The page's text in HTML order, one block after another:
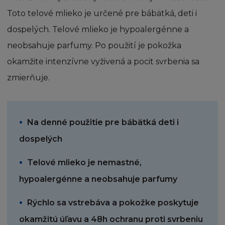
Toto telové mlieko je určené pre bábätká, deti i
dospelých. Telové mlieko je hypoalergénne a
neobsahuje parfumy. Po použití je pokožka
okamžite intenzívne vyživená a pocit svrbenia sa
zmierňuje.
Na denné použitie pre bábätká deti i
dospelých
Telové mlieko je nemastné,
hypoalergénne a neobsahuje parfumy
Rýchlo sa vstrebáva a pokožke poskytuje
okamžitú úľavu a 48h ochranu proti svrbeniu
Souhlasíte, že budete písemně informovat
firmu L´Oréal, pokud zjistíte jakýkoliv
nepovolený přístup, nebo využívání Stránky
jakkoukoliv stranou nebo tvrzením, kterým
Stránka nebo jakýkoliv obsah stránky
překračuje autorská práva, značku, nebo jiná
práva.
Nezískáváte žádná práva nebo oprávnění na
nebo ke Stránce a/nebo jejímu obsahu jinak
na kopírování informací uvedené v této části.
Pokud není uvedeno jinak, není povoleno
kopírovat, množit, rekompilovat,
dekompilovat, utajovat, šířit, vydávat,
vystavovat, předvádět, upravovat, nahrávat za
účelem vytváření modifikací, přenášet, nebo